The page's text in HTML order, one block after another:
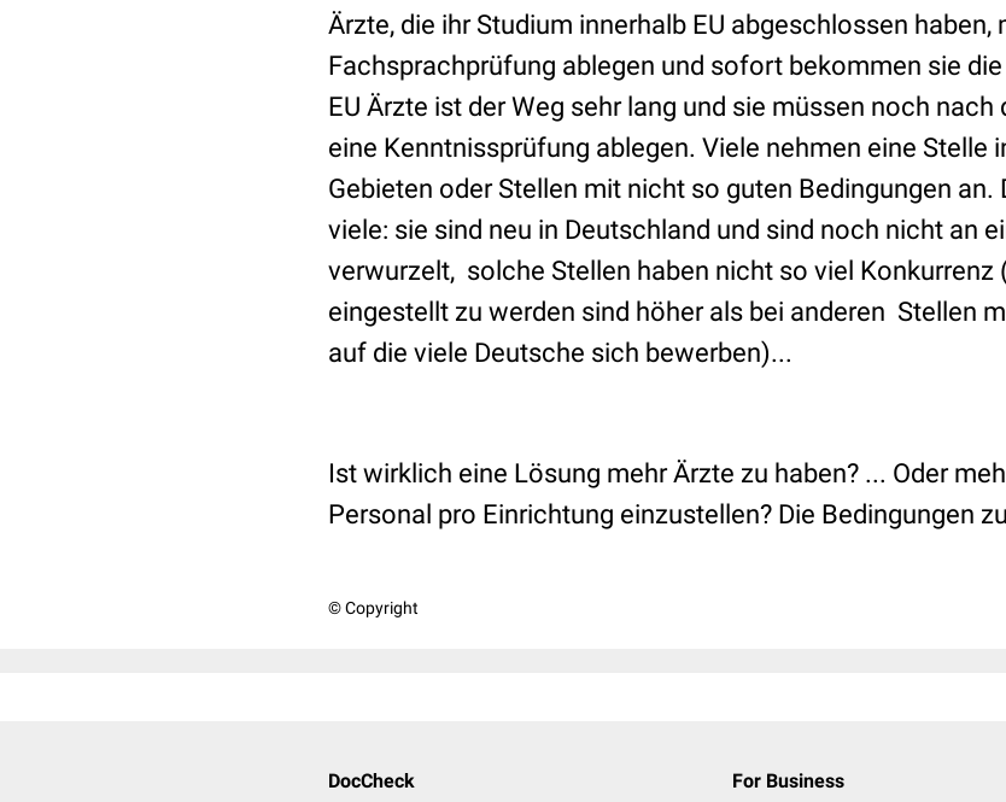
Ärzte, die ihr Studium innerhalb EU abgeschlossen haben,
Fachsprachprüfung ablegen und sofort bekommen sie
EU Ärzte ist der Weg sehr lang und sie müssen noch
eine Kenntnissprüfung ablegen. Viele nehmen eine Stelle
Gebieten oder Stellen mit nicht so guten Bedingungen an.
viele: sie sind neu in Deutschland und sind noch nicht an
verwurzelt, solche Stellen haben nicht so viel Konkurrenz
eingestellt zu werden sind höher als bei anderen Stellen
auf die viele Deutsche sich bewerben)...
Ist wirklich eine Lösung mehr Ärzte zu haben? ... Oder
Personal pro Einrichtung einzustellen? Die Bedingungen
© Copyright
DocCheck For Business